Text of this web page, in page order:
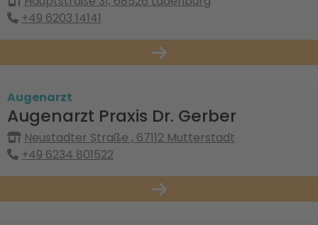
+49 6203 14141
Augenarzt
Augenarzt Praxis Dr. Gerber
Neustadter Straße , 67112 Mutterstadt
+49 6234 801522